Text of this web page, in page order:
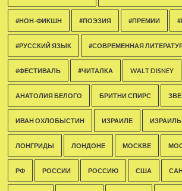
#НОН-ФИКШН #ПОЭЗИЯ #ПРЕМИИ
#РУССКИЙ ЯЗЫК #СОВРЕМЕННАЯ
#ФЕСТИВАЛЬ #ЧИТАЛКА WALT DISNEY
АНАТОЛИЯ БЕЛОГО БРИТНИ СПИРС
ИВАН ОХЛОБЫСТИН ИЗРАИЛЕ ИЗРАИЛЬ
ЛОНГРИДЫ ЛОНДОНЕ МОСКВЕ
РФ РОССИИ РОССИЮ США